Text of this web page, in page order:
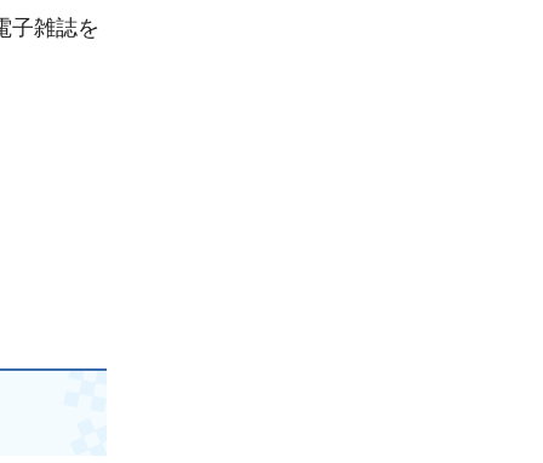
子雑誌を